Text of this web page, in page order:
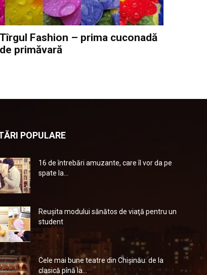
Tîrgul Fashion – prima cuconadă
de primăvară
POPULARE
16 de întrebări amuzante, care îl vor da pe
spate la...
Reuşita modului sănătos de viaţă pentru un
student
Cele mai bune teatre din Chişinău: de la
clasică pînă la...